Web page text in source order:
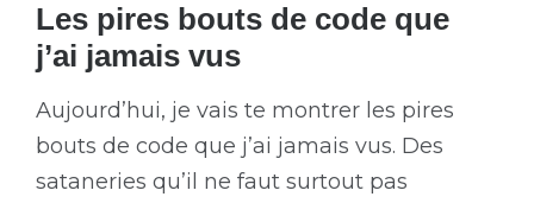
Les pires bouts de code que
j’ai jamais vus
Aujourd’hui, je vais te montrer les pires
bouts de code que j’ai jamais vus. Des
sataneries qu’il ne faut surtout pas